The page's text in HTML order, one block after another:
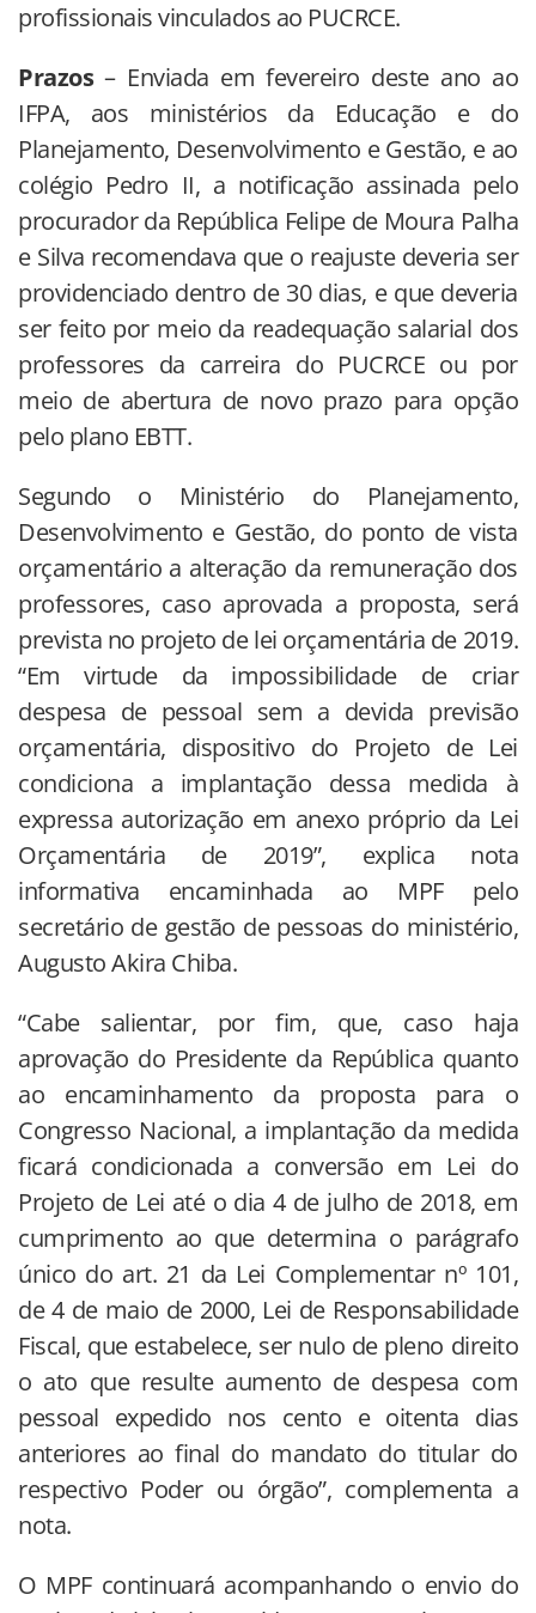
profissionais vinculados ao PUCRCE.
Prazos– Enviada em fevereiro deste ano ao
IFPA, aos ministérios da Educação e do
Planejamento, Desenvolvimento e Gestão, e ao
colégio Pedro II, a notificação assinada pelo
procurador da República Felipe de Moura Palha
e Silva recomendava que o reajuste deveria ser
providenciado dentro de 30 dias, e que deveria
ser feito por meio da readequação salarial dos
professores da carreira do PUCRCE ou por
meio de abertura de novo prazo para opção
pelo plano EBTT.
Segundo o Ministério do Planejamento,
Desenvolvimento e Gestão, do ponto de vista
orçamentário a alteração da remuneração dos
professores, caso aprovada a proposta, será
prevista no projeto de lei orçamentária de 2019.
“Em virtude da impossibilidade de criar
despesa de pessoal sem a devida previsão
orçamentária, dispositivo do Projeto de Lei
condiciona a implantação dessa medida à
expressa autorização em anexo próprio da Lei
Orçamentária de 2019”, explica nota
informativa encaminhada ao MPF pelo
secretário de gestão de pessoas do ministério,
Augusto Akira Chiba.
“Cabe salientar, por fim, que, caso haja
aprovação do Presidente da República quanto
ao encaminhamento da proposta para o
Congresso Nacional, a implantação da medida
ficará condicionada a conversão em Lei do
Projeto de Lei até o dia 4 de julho de 2018, em
cumprimento ao que determina o parágrafo
único do art. 21 da Lei Complementar nº 101,
de 4 de maio de 2000, Lei de Responsabilidade
Fiscal, que estabelece, ser nulo de pleno direito
o ato que resulte aumento de despesa com
pessoal expedido nos cento e oitenta dias
anteriores ao final do mandato do titular do
respectivo Poder ou órgão”, complementa a
nota.
O MPF continuará acompanhando o envio do